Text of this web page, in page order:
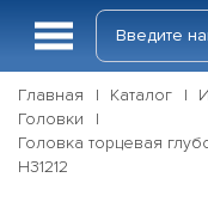
Главная Каталог
Головки
Головка торцевая
H31212